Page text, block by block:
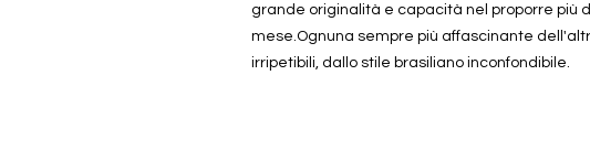
grande originalità e capacità nel proporre più
mese.Ognuna sempre più affascinante
irripetibili, dallo stile brasiliano inconfondibile.